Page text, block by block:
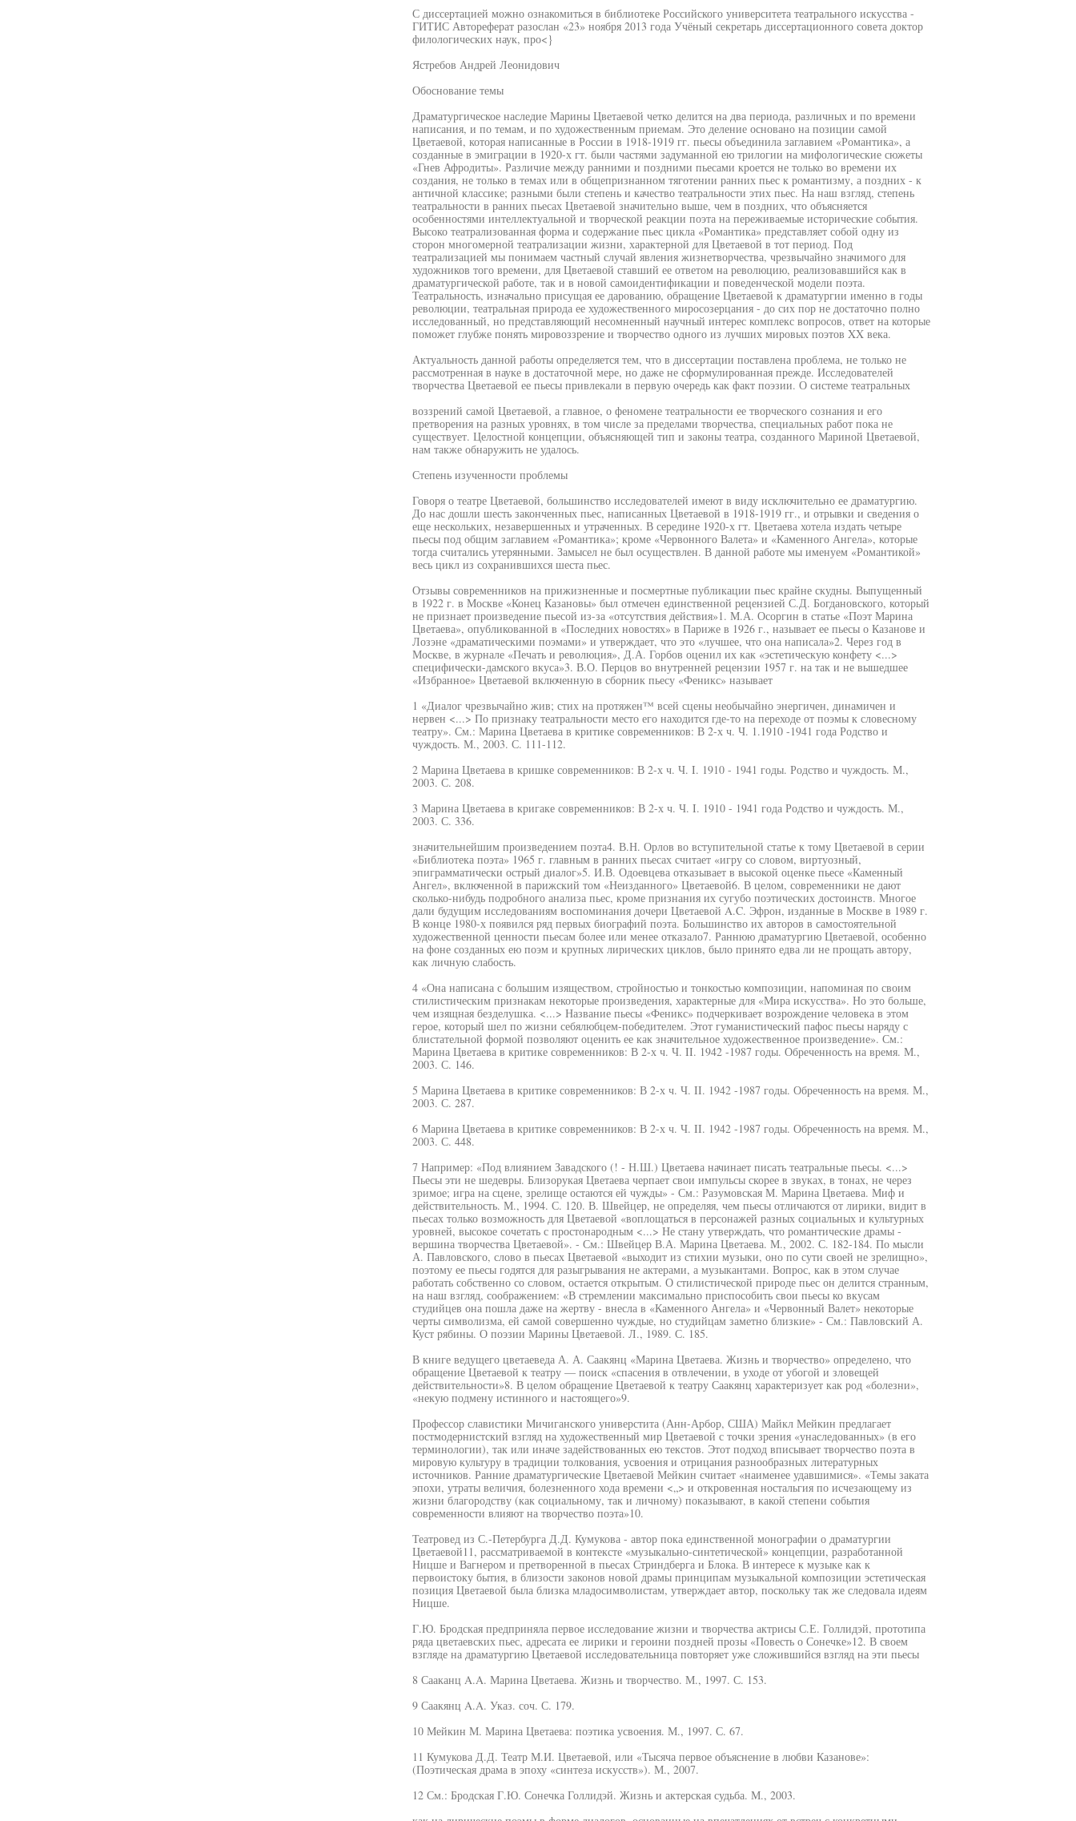
С диссертацией можно ознакомиться в библиотеке Российского университета театрального искусства -
ГИТИС Автореферат разослан «23» ноября 2013 года Учёный секретарь диссертационного совета доктор
филологических наук, про<}
Ястребов Андрей Леонидович
Обоснование темы
Драматургическое наследие Марины Цветаевой четко делится на два периода, различных и по времени
написания, и по темам, и по художественным приемам. Это деление основано на позиции самой
Цветаевой, которая написанные в России в 1918-1919 гг. пьесы объединила заглавием «Романтика», а
созданные в эмиграции в 1920-х гт. были частями задуманной ею трилогии на мифологические сюжеты
«Гнев Афродиты». Различие между ранними и поздними пьесами кроется не только во времени их
создания, не только в темах или в общепризнанном тяготении ранних пьес к романтизму, а поздних - к
античной классике; разными были степень и качество театральности этих пьес. На наш взгляд, степень
театральности в ранних пьесах Цветаевой значительно выше, чем в поздних, что объясняется
особенностями интеллектуальной и творческой реакции поэта на переживаемые исторические события.
Высоко театрализованная форма и содержание пьес цикла «Романтика» представляет собой одну из
сторон многомерной театрализации жизни, характерной для Цветаевой в тот период. Под
театрализацией мы понимаем частный случай явления жизнетворчества, чрезвычайно значимого для
художников того времени, для Цветаевой ставший ее ответом на революцию, реализовавшийся как в
драматургической работе, так и в новой самоидентификации и поведенческой модели поэта.
Театральность, изначально присущая ее дарованию, обращение Цветаевой к драматургии именно в годы
революции, театральная природа ее художественного миросозерцания - до сих пор не достаточно полно
исследованный, но представляющий несомненный научный интерес комплекс вопросов, ответ на которые
поможет глубже понять мировоззрение и творчество одного из лучших мировых поэтов XX века.
Актуальность данной работы определяется тем, что в диссертации поставлена проблема, не только не
рассмотренная в науке в достаточной мере, но даже не сформулированная прежде. Исследователей
творчества Цветаевой ее пьесы привлекали в первую очередь как факт поэзии. О системе театральных
воззрений самой Цветаевой, а главное, о феномене театральности ее творческого сознания и его
претворения на разных уровнях, в том числе за пределами творчества, специальных работ пока не
существует. Целостной концепции, объясняющей тип и законы театра, созданного Мариной Цветаевой,
нам также обнаружить не удалось.
Степень изученности проблемы
Говоря о театре Цветаевой, большинство исследователей имеют в виду исключительно ее драматургию.
До нас дошли шесть законченных пьес, написанных Цветаевой в 1918-1919 гг., и отрывки и сведения о
еще нескольких, незавершенных и утраченных. В середине 1920-х гт. Цветаева хотела издать четыре
пьесы под общим заглавием «Романтика»; кроме «Червонного Валета» и «Каменного Ангела», которые
тогда считались утерянными. Замысел не был осуществлен. В данной работе мы именуем «Романтикой»
весь цикл из сохранившихся шеста пьес.
Отзывы современников на прижизненные и посмертные публикации пьес крайне скудны. Выпущенный
в 1922 г. в Москве «Конец Казановы» был отмечен единственной рецензией С.Д. Богдановского, который
не признает произведение пьесой из-за «отсутствия действия»1. М.А. Осоргин в статье «Поэт Марина
Цветаева», опубликованной в «Последних новостях» в Париже в 1926 г., называет ее пьесы о Казанове и
Лозэне «драматическими поэмами» и утверждает, что это «лучшее, что она написала»2. Через год в
Москве, в журнале «Печать и революция», Д.А. Горбов оценил их как «эстетическую конфету <...>
специфически-дамского вкуса»3. В.О. Перцов во внутренней рецензии 1957 г. на так и не вышедшее
«Избранное» Цветаевой включенную в сборник пьесу «Феникс» называет
1 «Диалог чрезвычайно жив; стих на протяжен™ всей сцены необычайно энергичен, динамичен и
нервен <...> По признаку театральности место его находится где-то на переходе от поэмы к словесному
театру». См.: Марина Цветаева в критике современников: В 2-х ч. Ч. 1.1910 -1941 года Родство и
чуждость. М., 2003. С. 111-112.
2 Марина Цветаева в кришке современников: В 2-х ч. Ч. I. 1910 - 1941 годы. Родство и чуждость. М.,
2003. С. 208.
3 Марина Цветаева в кригаке современников: В 2-х ч. Ч. I. 1910 - 1941 года Родство и чуждость. М.,
2003. С. 336.
значительнейшим произведением поэта4. В.Н. Орлов во вступительной статье к тому Цветаевой в серии
«Библиотека поэта» 1965 г. главным в ранних пьесах считает «игру со словом, виртуозный,
эпиграмматически острый диалог»5. И.В. Одоевцева отказывает в высокой оценке пьесе «Каменный
Ангел», включенной в парижский том «Неизданного» Цветаевой6. В целом, современники не дают
сколько-нибудь подробного анализа пьес, кроме признания их сугубо поэтических достоинств. Многое
дали будущим исследованиям воспоминания дочери Цветаевой A.C. Эфрон, изданные в Москве в 1989 г.
В конце 1980-х появился ряд первых биографий поэта. Большинство их авторов в самостоятельной
художественной ценности пьесам более или менее отказало7. Раннюю драматургию Цветаевой, особенно
на фоне созданных ею поэм и крупных лирических циклов, было принято едва ли не прощать автору,
как личную слабость.
4 «Она написана с большим изяществом, стройностью и тонкостью композиции, напоминая по своим
стилистическим признакам некоторые произведения, характерные для «Мира искусства». Но это больше,
чем изящная безделушка. <...> Название пьесы «Феникс» подчеркивает возрождение человека в этом
герое, который шел по жизни себялюбцем-победителем. Этот гуманистический пафос пьесы наряду с
блистательной формой позволяют оценить ее как значительное художественное произведение». См.:
Марина Цветаева в критике современников: В 2-х ч. Ч. II. 1942 -1987 годы. Обреченность на время. М.,
2003. С. 146.
5 Марина Цветаева в критике современников: В 2-х ч. Ч. II. 1942 -1987 годы. Обреченность на время. М.,
2003. С. 287.
6 Марина Цветаева в критике современников: В 2-х ч. Ч. II. 1942 -1987 годы. Обреченность на время. М.,
2003. С. 448.
7 Например: «Под влиянием Завадского (! - Н.Ш.) Цветаева начинает писать театральные пьесы. <...>
Пьесы эти не шедевры. Близорукая Цветаева черпает свои импульсы скорее в звуках, в тонах, не через
зримое; игра на сцене, зрелище остаются ей чужды» - См.: Разумовская М. Марина Цветаева. Миф и
действительность. М., 1994. С. 120. В. Швейцер, не определяя, чем пьесы отличаются от лирики, видит в
пьесах только возможность для Цветаевой «воплощаться в персонажей разных социальных и культурных
уровней, высокое сочетать с простонародным <...> Не стану утверждать, что романтические драмы -
вершина творчества Цветаевой». - См.: Швейцер В.А. Марина Цветаева. М., 2002. С. 182-184. По мысли
А. Павловского, слово в пьесах Цветаевой «выходит из стихии музыки, оно по сути своей не зрелищно»,
поэтому ее пьесы годятся для разыгрывания не актерами, а музыкантами. Вопрос, как в этом случае
работать собственно со словом, остается открытым. О стилистической природе пьес он делится странным,
на наш взгляд, соображением: «В стремлении максимально приспособить свои пьесы ко вкусам
студийцев она пошла даже на жертву - внесла в «Каменного Ангела» и «Червонный Валет» некоторые
черты символизма, ей самой совершенно чуждые, но студийцам заметно близкие» - См.: Павловский А.
Куст рябины. О поэзии Марины Цветаевой. Л., 1989. С. 185.
В книге ведущего цветаеведа А. А. Саакянц «Марина Цветаева. Жизнь и творчество» определено, что
обращение Цветаевой к театру — поиск «спасения в отвлечении, в уходе от убогой и зловещей
действительности»8. В целом обращение Цветаевой к театру Саакянц характеризует как род «болезни»,
«некую подмену истинного и настоящего»9.
Профессор славистики Мичиганского универстита (Анн-Арбор, США) Майкл Мейкин предлагает
постмодернистский взгляд на художественный мир Цветаевой с точки зрения «унаследованных» (в его
терминологии), так или иначе задействованных ею текстов. Этот подход вписывает творчество поэта в
мировую культуру в традиции толкования, усвоения и отрицания разнообразных литературных
источников. Ранние драматургические Цветаевой Мейкин считает «наименее удавшимися». «Темы заката
эпохи, утраты величия, болезненного хода времени <„> и откровенная ностальгия по исчезающему из
жизни благородству (как социальному, так и личному) показывают, в какой степени события
современности влияют на творчество поэта»10.
Театровед из С.-Петербурга Д.Д. Кумукова - автор пока единственной монографии о драматургии
Цветаевой11, рассматриваемой в контексте «музыкально-синтетической» концепции, разработанной
Ницше и Вагнером и претворенной в пьесах Стриндберга и Блока. В интересе к музыке как к
первоистоку бытия, в близости законов новой драмы принципам музыкальной композиции эстетическая
позиция Цветаевой была близка младосимволистам, утверждает автор, поскольку так же следовала идеям
Ницше.
Г.Ю. Бродская предприняла первое исследование жизни и творчества актрисы С.Е. Голлидэй, прототипа
ряда цветаевских пьес, адресата ее лирики и героини поздней прозы «Повесть о Сонечке»12. В своем
взгляде на драматургию Цветаевой исследовательница повторяет уже сложившийся взгляд на эти пьесы
8 Сааканц A.A. Марина Цветаева. Жизнь и творчество. М., 1997. С. 153.
9 Саакянц A.A. Указ. соч. С. 179.
10 Мейкин М. Марина Цветаева: поэтика усвоения. М., 1997. С. 67.
11 Кумукова Д.Д. Театр М.И. Цветаевой, или «Тысяча первое объяснение в любви Казанове»:
(Поэтическая драма в эпоху «синтеза искусств»). М., 2007.
12 См.: Бродская Г.Ю. Сонечка Голлидэй. Жизнь и актерская судьба. М., 2003.